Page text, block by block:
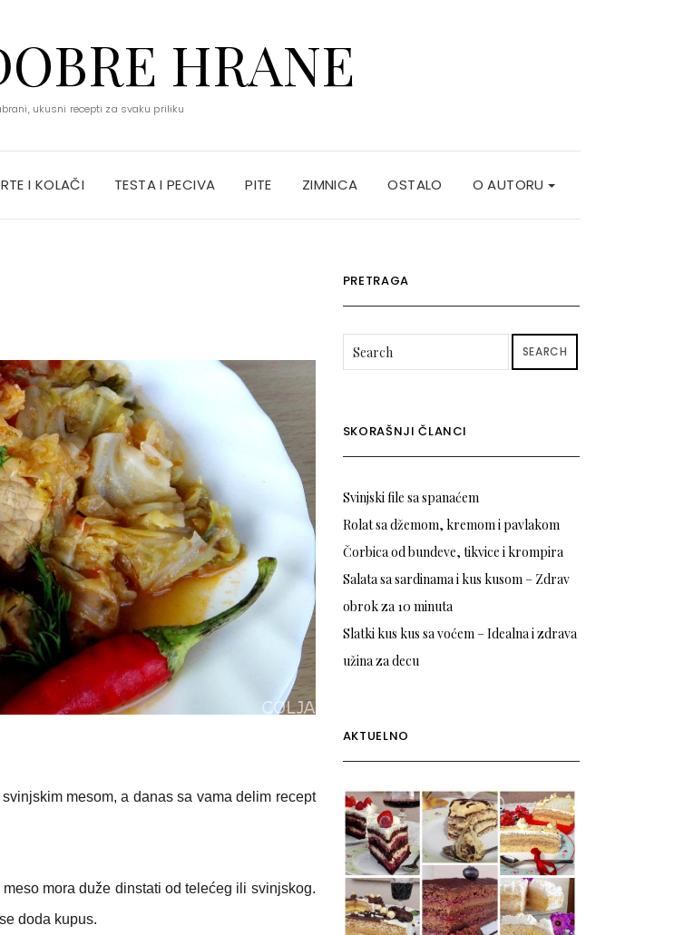
HRANE
ukusni recepti za svaku priliku
I KOLAČI TESTA I PECIVA PITE ZIMNICA OSTALO O AUTORU
mesom, a danas sa vama delim recept
mora duže dinstati od telećeg ili svinjskog.
doda kupus.
PRETRAGA
SEARCH
SKORAŠNJI ČLANCI
Svinjski file sa spanaćem
Rolat sa džemom, kremom i pavlakom
Čorbica od bundeve, tikvice i krompira
Salata sa sardinama i kus kusom – Zdrav
obrok za 10 minuta
Slatki kus kus sa voćem – Idealna i zdrava
užina za decu
AKTUELNO